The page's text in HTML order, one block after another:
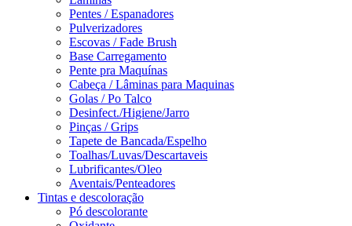
Pentes / Espanadores
Pulverizadores
Escovas / Fade Brush
Base Carregamento
Pente pra Maquínas
Cabeça / Lâminas para Maquinas
Golas / Po Talco
Desinfect./Higiene/Jarro
Pinças / Grips
Tapete de Bancada/Espelho
Toalhas/Luvas/Descartaveis
Lubrificantes/Oleo
Aventais/Penteadores
Tintas e descoloração
Pó descolorante